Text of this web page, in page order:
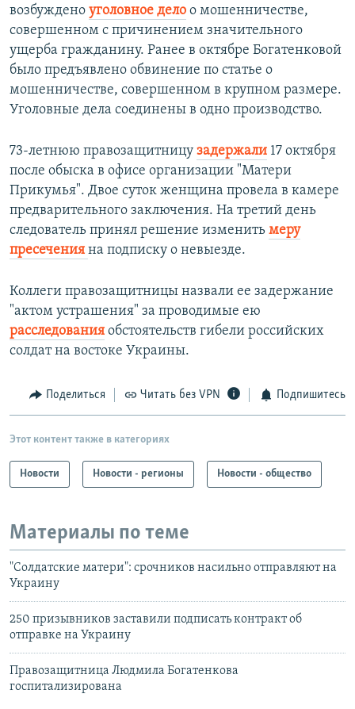
возбуждено уголовное дело о мошенничестве,
совершенном с причинением значительного
ущерба гражданину. Ранее в октябре Богатенковой
было предъявлено обвинение по статье о
мошенничестве, совершенном в крупном размере.
Уголовные дела соединены в одно производство.
73-летнюю правозащитницу задержали 17 октября
после обыска в офисе организации "Матери
Прикумья". Двое суток женщина провела в камере
предварительного заключения. На третий день
следователь принял решение изменить меру
пресечения на подписку о невыезде.
Коллеги правозащитницы назвали ее задержание
"актом устрашения" за проводимые ею
расследования обстоятельств гибели российских
солдат на востоке Украины.
Поделиться Читать без VPN Подпишитесь
Этот контент также в категориях
Новости Новости - регионы Новости - общество
Материалы по теме
"Солдатские матери": срочников насильно отправляют на
Украину
250 призывников заставили подписать контракт об
отправке на Украину
Правозащитница Людмила Богатенкова
госпитализирована